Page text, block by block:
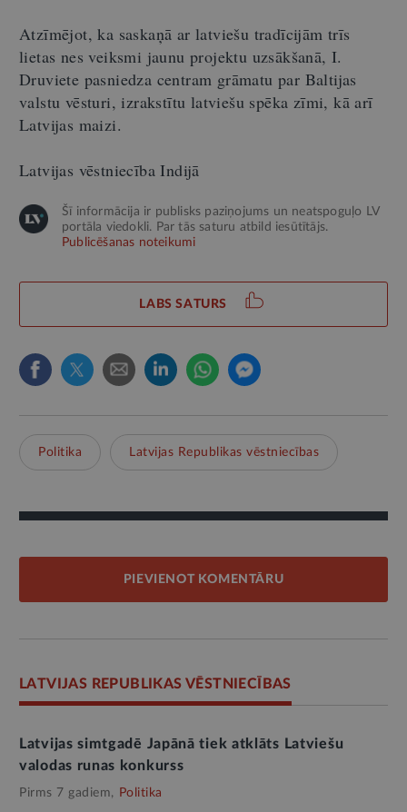
Atzīmējot, ka saskaņā ar latviešu tradīcijām trīs
lietas nes veiksmi jaunu projektu uzsākšanā, I.
Druviete pasniedza centram grāmatu par Baltijas
valstu vēsturi, izrakstītu latviešu spēka zīmi, kā arī
Latvijas maizi.
Latvijas vēstniecība Indijā
Šī informācija ir publisks paziņojums un neatspoguļo LV
portāla viedokli. Par tās saturu atbild iesūtītājs.
Publicēšanas noteikumi
LABS SATURS
Politika Latvijas Republikas vēstniecības
PIEVIENOT KOMENTĀRU
LATVIJAS REPUBLIKAS VĒSTNIECĪBAS
Latvijas simtgadē Japānā tiek atklāts Latviešu
valodas runas konkurss
Pirms 7 gadiem, Politika